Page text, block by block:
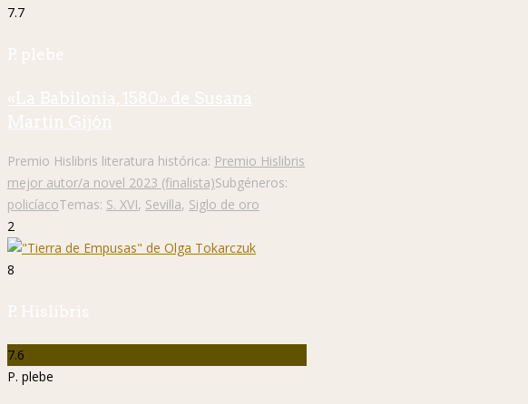
7.7
P. plebe
«La Babilonia, 1580» de Susana
Martín Gijón
Premio Hislibris literatura histórica: Premio Hislibris
mejor autor/a novel 2023 (finalista)Subgéneros:
policíacoTemas: S. XVI, Sevilla, Siglo de oro
2
8
P. Hislibris
7.6
P. plebe